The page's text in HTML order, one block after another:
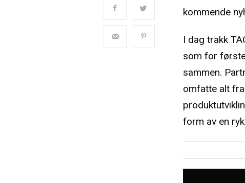
kommende
I dag trakk
som for
sammen.
omfatte alt
form av en